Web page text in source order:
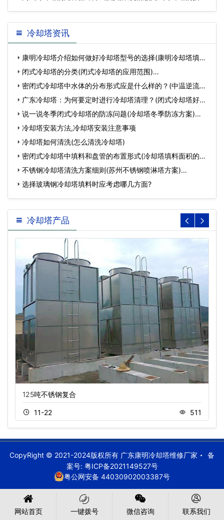
方
冷却塔资讯
康明冷却塔介绍如何做好冷却塔型号的选择(康明冷却塔填料)
… 闭式冷却塔的分类(闭式冷却塔的应用范围)…
密闭式冷却塔中水体的分布形式应是什么样的？(中温逆流式
方形…
广东冷却塔：为何要定时进行冷却塔清理？(闭式冷却塔好保
养吗)…
说一说冬季闭式冷却塔的防冻问题(冷却塔冬季防冻方案)…
冷却塔安装方法,冷却塔安装注意事项
冷却塔如何清洗(怎么清洗冷却塔)
密闭式冷却塔中填料和盘管的布置形式(冷却塔填料面积的选
择…不锈钢冷却塔清洗方案细则(苏州不锈钢喷淋塔方案)…
选择玻璃钢冷却塔填料时应考虑哪几方面?
冷却塔产品
125吨不锈钢复合
11-22 511
CopyRight © 2021-2024版权所有 广东康明冷却塔维修厂家
备
案号: 粤ICP备2021149527号
粤公网安备 44030902003387号
网站首页 一键拨号 微信咨询 联系我们